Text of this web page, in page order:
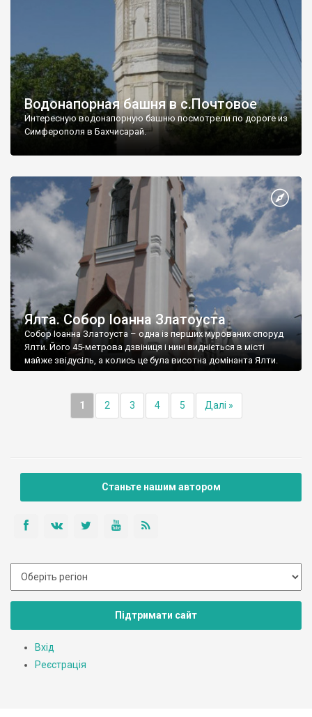
Водонапорная башня в с.Почтовое
Интересную водонапорную башню посмотрели по дороге из
Симферополя в Бахчисарай.
Ялта. Собор Іоанна Златоуста
Собор Іоанна Златоуста – одна із перших мурованих споруд
Ялти. Його 45-метрова дзвіниця і нині видніється в місті
майже звідусіль, а колись це була висотна домінанта Ялти.
1 2 3 4 5 Далі »
Станьте нашим автором
Підтримати сайт
Вхід
Реєстрація